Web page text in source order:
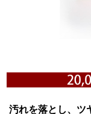
汚れを落とし、ツ